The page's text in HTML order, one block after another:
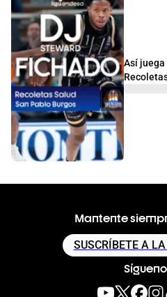
Así juega
Mantente
SUSCRÍBETE A